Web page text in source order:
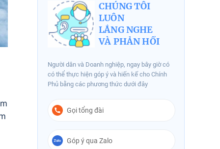
CHÚNG TÔI
LUÔN
LẮNG NGHE
VÀ PHẢN HỒI
Người dân và Doanh nghiệp, ngay bây giờ có
có thể thực hiện góp ý và hiến kế cho Chính
Phủ bằng các phương thức dưới đây
Gọi tổng đài
Góp ý qua Zalo